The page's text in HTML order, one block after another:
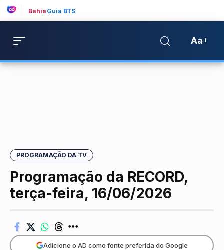
Bahia Guia BTS
Aa
PROGRAMAÇÃO DA TV
Programação da RECORD,
terça-feira, 16/06/2026
Adicione o AD como fonte preferida do Google